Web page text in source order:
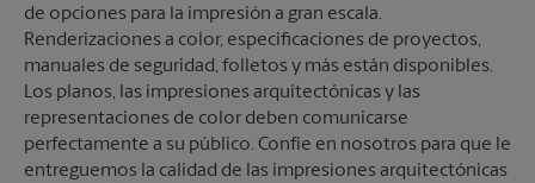
de opciones para la impresión a gran escala.
Renderizaciones a color, especificaciones de proyectos,
manuales de seguridad, folletos y más están disponibles.
Los planos, las impresiones arquitectónicas y las
representaciones de color deben comunicarse
perfectamente a su público. Confíe en nosotros para que le
entreguemos la calidad de las impresiones arquitectónicas